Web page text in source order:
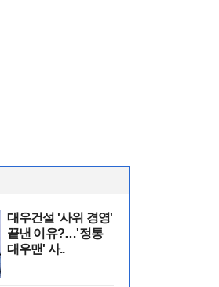
대우건설 '사위 경영'
끝낸 이유?…'정통
대우맨' 사..